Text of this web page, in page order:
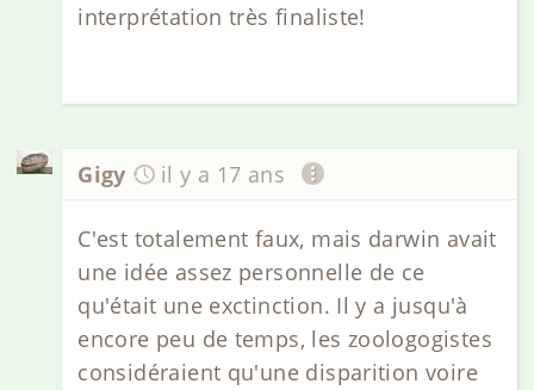
interprétation très finaliste!
Gigy il y a 17 ans
C'est totalement faux, mais darwin avait
une idée assez personnelle de ce
qu'était une exctinction. Il y a jusqu'à
encore peu de temps, les zoologogistes
considéraient qu'une disparition voire